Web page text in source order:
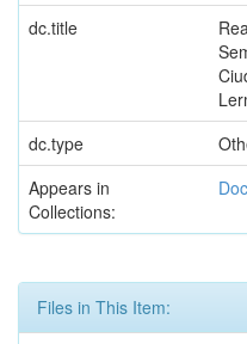
dc.title
dc.type
Appears in
Collections:
Files in This Item: